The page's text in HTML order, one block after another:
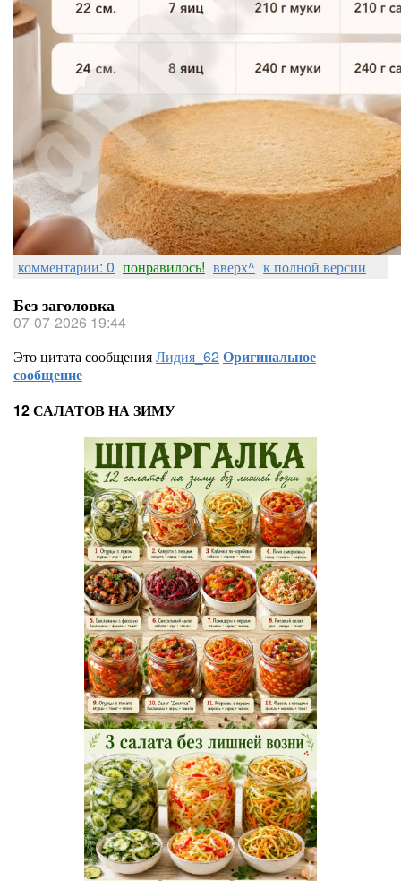
комментарии: 0 понравилось! вверх^ к полной версии
Без заголовка
07-07-2026 19:44
Это цитата сообщенияЛидия_62Оригинальное
сообщение
12 САЛАТОВ НА ЗИМУ